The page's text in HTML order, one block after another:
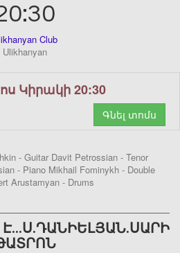
Club
Ulikhanyan
Կիրակի 20:30
Գնել տոմս
- Guitar Davit Petrossian - Tenor
- Piano Mikhail Fominykh - Double
Arustamyan - Drums